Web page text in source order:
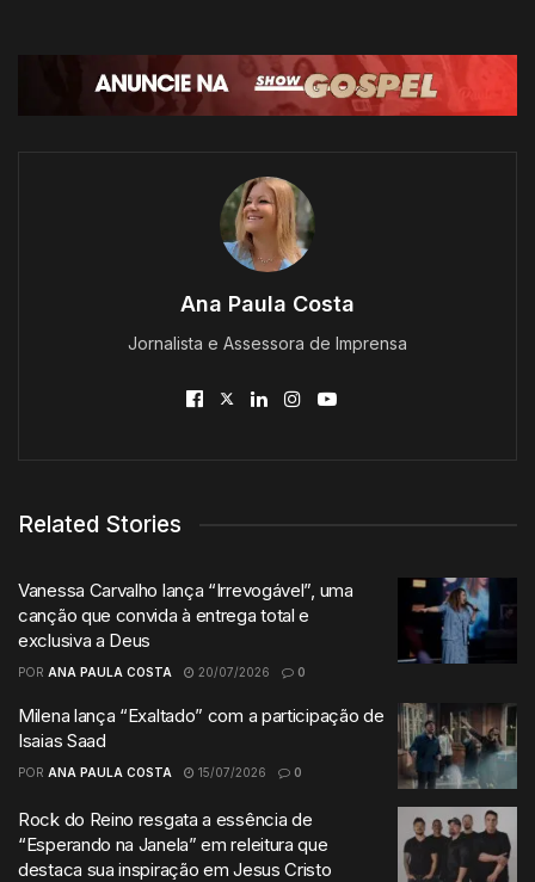
Ana Paula Costa
Jornalista e Assessora de Imprensa
Related Stories
Vanessa Carvalho lança “Irrevogável”, uma
canção que convida à entrega total e
exclusiva a Deus
POR ANA PAULA COSTA 20/07/2026 0
Milena lança “Exaltado” com a participação de
Isaias Saad
POR ANA PAULA COSTA 15/07/2026 0
Rock do Reino resgata a essência de
“Esperando na Janela” em releitura que
destaca sua inspiração em Jesus Cristo